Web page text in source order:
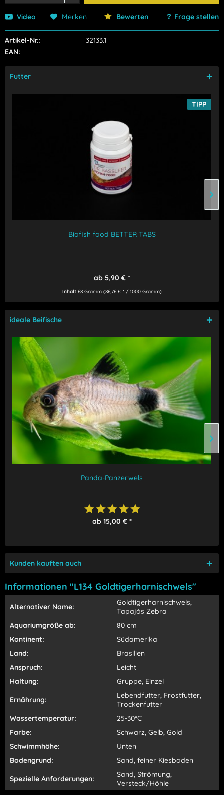
Video Merken Bewerten Frage stellen
Artikel-Nr.:
32133.1
EAN:
Futter
TIPP
Biofish food BETTER TABS
ab 5,90 € *
Inhalt 68 Gramm (86,76 € * / 1000 Gramm)
ideale Beifische
Panda-Panzerwels
ab 15,00 € *
Kunden kauften auch
Informationen "L134 Goldtigerharnischwels"
Alternativer Name:
Goldtigerharnischwels,
Tapajós Zebra
Aquariumgröße ab:
80 cm
Kontinent:
Südamerika
Land:
Brasilien
Anspruch:
Leicht
Haltung:
Gruppe, Einzel
Ernährung:
Lebendfutter, Frostfutter,
Trockenfutter
Wassertemperatur:
25-30°C
Farbe:
Schwarz, Gelb, Gold
Schwimmhöhe:
Unten
Bodengrund:
Sand, feiner Kiesboden
Spezielle Anforderungen:
Sand, Strömung,
Versteck/Höhle